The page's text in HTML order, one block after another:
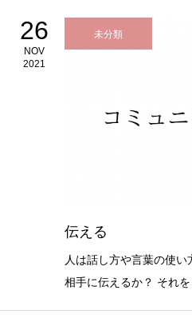
26
NOV
2021
未分類
伝える
人は話し方や言葉の使
相手に伝えるか？ それ